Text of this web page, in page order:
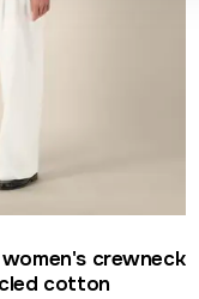
crewneck
cotton